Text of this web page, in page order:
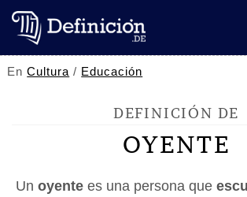
EnCultura / Educación
DEFINICIÓN DE
OYENTE
Un oyente es una persona que